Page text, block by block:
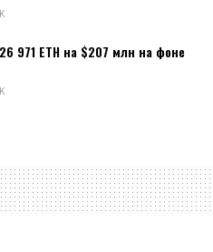
971 ETH на $207 млн на фоне